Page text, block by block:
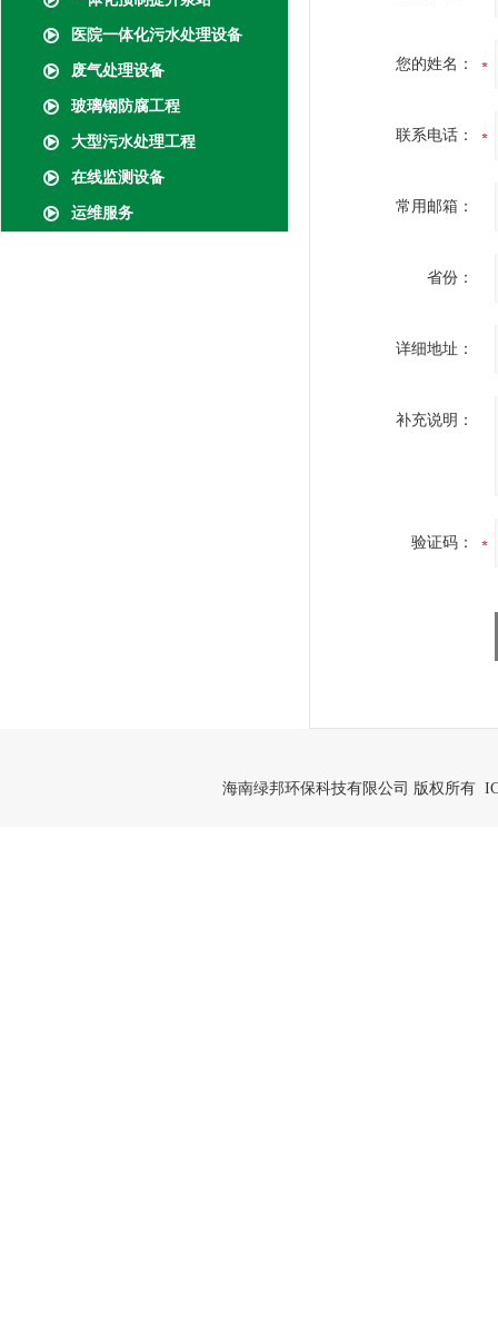
医院一体化污水处理设备
废气处理设备
玻璃钢防腐工程
大型污水处理工程
在线监测设备
运维服务
您的姓名：
联系电话：
常用邮箱：
省份：
详细地址：
补充说明：
验证码：
海南绿邦环保科技有限公司 版权所有